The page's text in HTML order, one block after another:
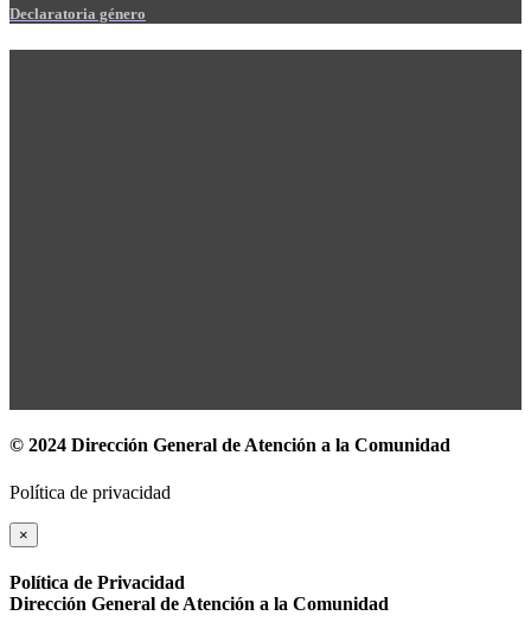
Declaratoria género
© 2024 Dirección General de Atención a la Comunidad
Política de privacidad
×
Política de Privacidad
Dirección General de Atención a la Comunidad